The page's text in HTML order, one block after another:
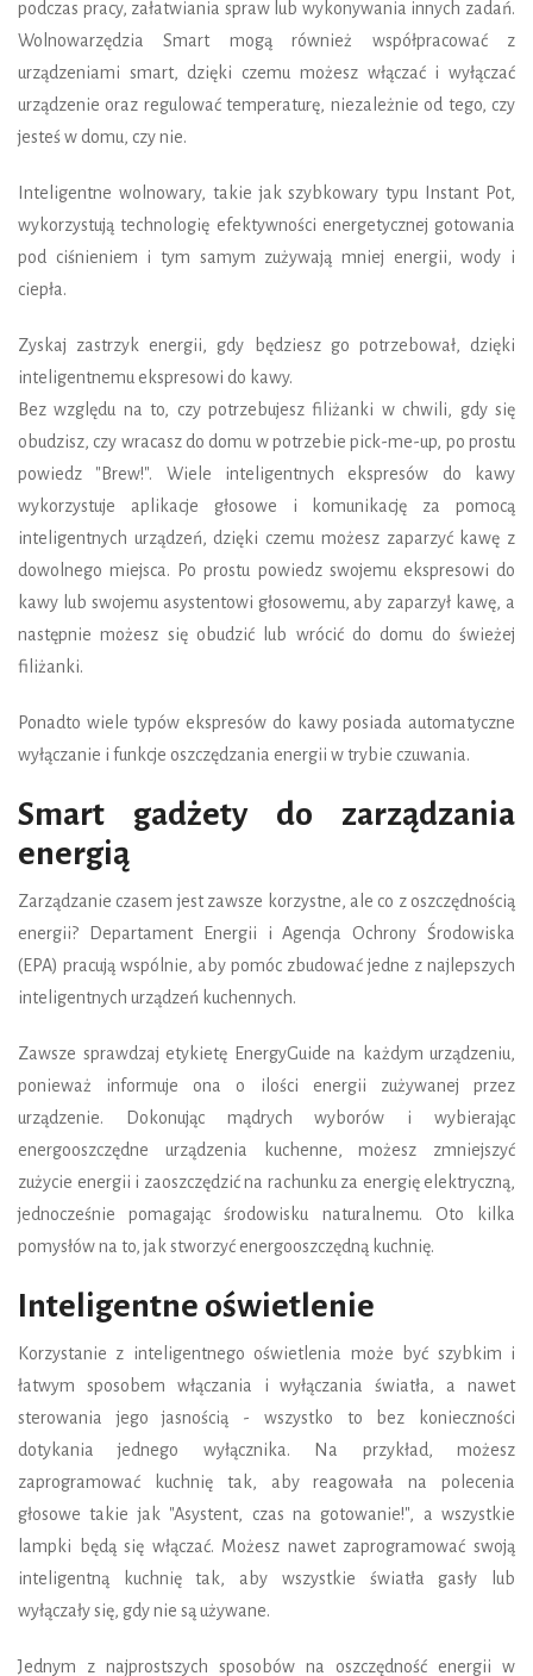
podczas pracy, załatwiania spraw lub wykonywania innych zadań.
Wolnowarzędzia Smart mogą również współpracować z
urządzeniami smart, dzięki czemu możesz włączać i wyłączać
urządzenie oraz regulować temperaturę, niezależnie od tego, czy
jesteś w domu, czy nie.
Inteligentne wolnowary, takie jak szybkowary typu Instant Pot,
wykorzystują technologię efektywności energetycznej gotowania
pod ciśnieniem i tym samym zużywają mniej energii, wody i
ciepła.
Zyskaj zastrzyk energii, gdy będziesz go potrzebował, dzięki
inteligentnemu ekspresowi do kawy.
Bez względu na to, czy potrzebujesz filiżanki w chwili, gdy się
obudzisz, czy wracasz do domu w potrzebie pick-me-up, po prostu
powiedz "Brew!". Wiele inteligentnych ekspresów do kawy
wykorzystuje aplikacje głosowe i komunikację za pomocą
inteligentnych urządzeń, dzięki czemu możesz zaparzyć kawę z
dowolnego miejsca. Po prostu powiedz swojemu ekspresowi do
kawy lub swojemu asystentowi głosowemu, aby zaparzył kawę, a
następnie możesz się obudzić lub wrócić do domu do świeżej
filiżanki.
Ponadto wiele typów ekspresów do kawy posiada automatyczne
wyłączanie i funkcje oszczędzania energii w trybie czuwania.
Smart gadżety do zarządzania
energią
Zarządzanie czasem jest zawsze korzystne, ale co z oszczędnością
energii? Departament Energii i Agencja Ochrony Środowiska
(EPA) pracują wspólnie, aby pomóc zbudować jedne z najlepszych
inteligentnych urządzeń kuchennych.
Zawsze sprawdzaj etykietę EnergyGuide na każdym urządzeniu,
ponieważ informuje ona o ilości energii zużywanej przez
urządzenie. Dokonując mądrych wyborów i wybierając
energooszczędne urządzenia kuchenne, możesz zmniejszyć
zużycie energii i zaoszczędzić na rachunku za energię elektryczną,
jednocześnie pomagając środowisku naturalnemu. Oto kilka
pomysłów na to, jak stworzyć energooszczędną kuchnię.
Inteligentne oświetlenie
Korzystanie z inteligentnego oświetlenia może być szybkim i
łatwym sposobem włączania i wyłączania światła, a nawet
sterowania jego jasnością - wszystko to bez konieczności
dotykania jednego wyłącznika. Na przykład, możesz
zaprogramować kuchnię tak, aby reagowała na polecenia
głosowe takie jak "Asystent, czas na gotowanie!", a wszystkie
lampki będą się włączać. Możesz nawet zaprogramować swoją
inteligentną kuchnię tak, aby wszystkie światła gasły lub
wyłączały się, gdy nie są używane.
Jednym z najprostszych sposobów na oszczędność energii w